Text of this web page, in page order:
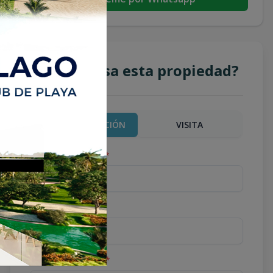
¿Te interesa esta propiedad?
MÁS INFORMACIÓN VISITA
Nombre completo*
Teléfono*
Correo Electrónico*